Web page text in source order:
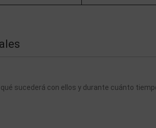
sucederá con ellos y durante cuánto